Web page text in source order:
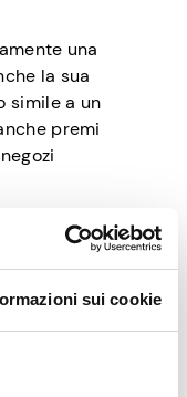
sui cookie
una
la sua
simile a un
premi
carte